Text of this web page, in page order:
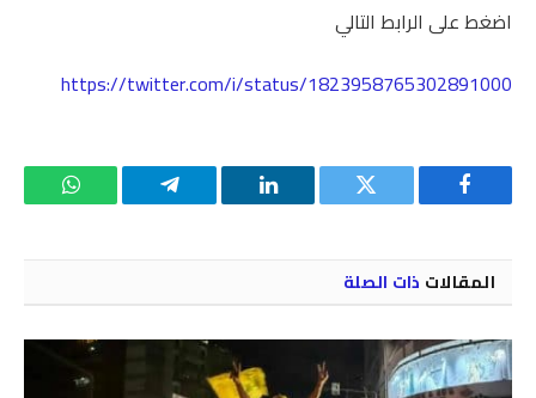
اضغط على الرابط التالي
https://twitter.com/i/status/1823958765302891000
فيسبوك تويتر لينكدإن تيلقرام واتساب
المقالات ذات الصلة